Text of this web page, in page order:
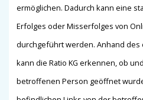
ermöglichen. Dadurch kann eine
Erfolges oder Misserfolges von
durchgeführt werden. Anhand
kann die Ratio KG erkennen, ob
betroffenen Person geöffnet